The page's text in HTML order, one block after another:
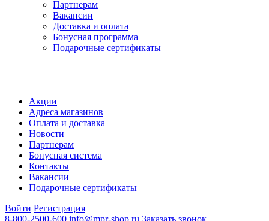
Партнерам
Вакансии
Доставка и оплата
Бонусная программа
Подарочные сертификаты
Акции
Адреса магазинов
Оплата и доставка
Новости
Партнерам
Бонусная система
Контакты
Вакансии
Подарочные сертификаты
Войти Регистрация
8-800-2500-600 info@mpr-shop.ru Заказать звонок